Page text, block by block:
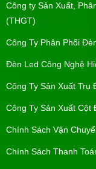
Công ty Sản Xuất,
(THGT)
Công Ty Phân Phối
Đèn Led Công Nghệ
Công Ty Sản Xuất Trụ
Công Ty Sản Xuất Cột
Chính Sách Vận
Chính Sách Thanh